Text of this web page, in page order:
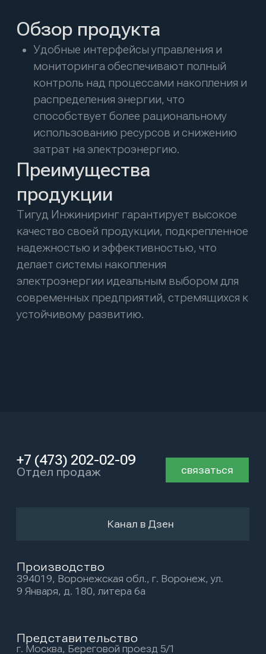
Отдел продаж
Пользовательское соглашение
Политика обработки персональных данных
Производство
Новости
Контакты
Продукция
Отраслевые решения
Производство
9 Января, д. 180, литера 6а
г. Москва, Береговой проезд 5/1
связаться
Канал в Дзен